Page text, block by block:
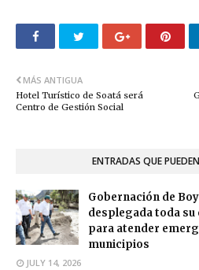
MÁS ANTIGUA
Hotel Turístico de Soatá será
Centro de Gestión Social
ENTRADAS QUE
Gobernación de
desplegada toda
para atender
municipios
JULY 14, 2026